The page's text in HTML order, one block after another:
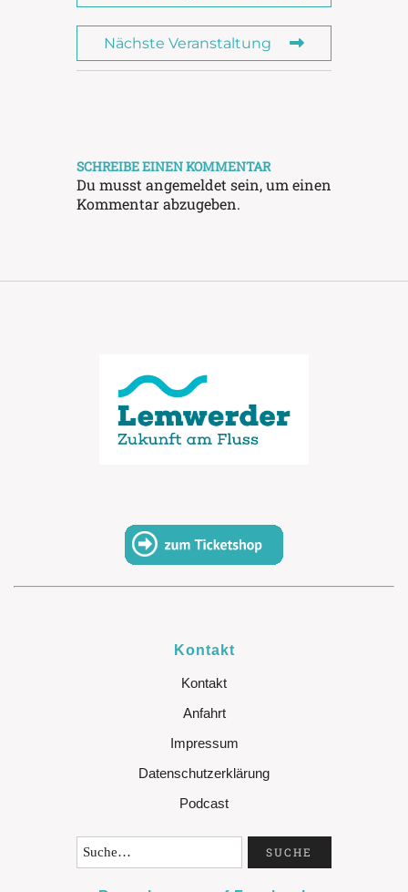
Nächste Veranstaltung
SCHREIBE EINEN KOMMENTAR
Du musst angemeldet sein, um einen
Kommentar abzugeben.
Kontakt
Kontakt
Anfahrt
Impressum
Datenschutzerklärung
Podcast